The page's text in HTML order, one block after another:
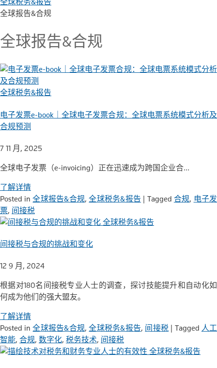
全球税务&报告
全球报告&合规
全球报告&合规
全球税务&报告
电子发票e-book｜全球电子发票合规：全球电票系统模式分析及
合规预测
7 11 月, 2025
全球电子发票（e-invoicing）正在迅速成为跨国企业合…
了解详情
Posted in全球报告&合规,全球税务&报告 | Tagged 合规, 电子发
票, 间接税
全球税务&报告
间接税与合规的挑战和变化
12 9 月, 2024
根据对180名间接税专业人士的调查，探讨技能提升和自动化如
何成为他们的强大盟友。
了解详情
Posted in全球报告&合规,全球税务&报告, 间接税 Tagged 人工
智能, 合规, 数字化, 税务技术, 间接税
全球税务&报告